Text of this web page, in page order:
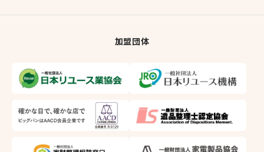
加盟団体